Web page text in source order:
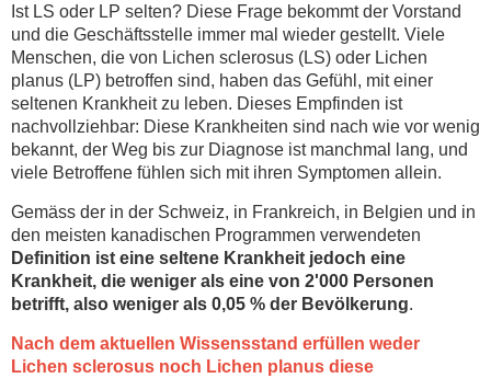
Ist LS oder LP selten? Diese Frage bekommt der Vorstand
und die Geschäftsstelle immer mal wieder gestellt. Viele
Menschen, die von Lichen sclerosus (LS) oder Lichen
planus (LP) betroffen sind, haben das Gefühl, mit einer
seltenen Krankheit zu leben. Dieses Empfinden ist
nachvollziehbar: Diese Krankheiten sind nach wie vor wenig
bekannt, der Weg bis zur Diagnose ist manchmal lang, und
viele Betroffene fühlen sich mit ihren Symptomen allein.
Gemäss der in der Schweiz, in Frankreich, in Belgien und in
den meisten kanadischen Programmen verwendeten
Definition ist eine seltene Krankheit jedoch eine
Krankheit, die weniger als eine von 2'000 Personen
betrifft, also weniger als 0,05 % der Bevölkerung.
Nach dem aktuellen Wissensstand erfüllen weder
Lichen sclerosus noch Lichen planus diese